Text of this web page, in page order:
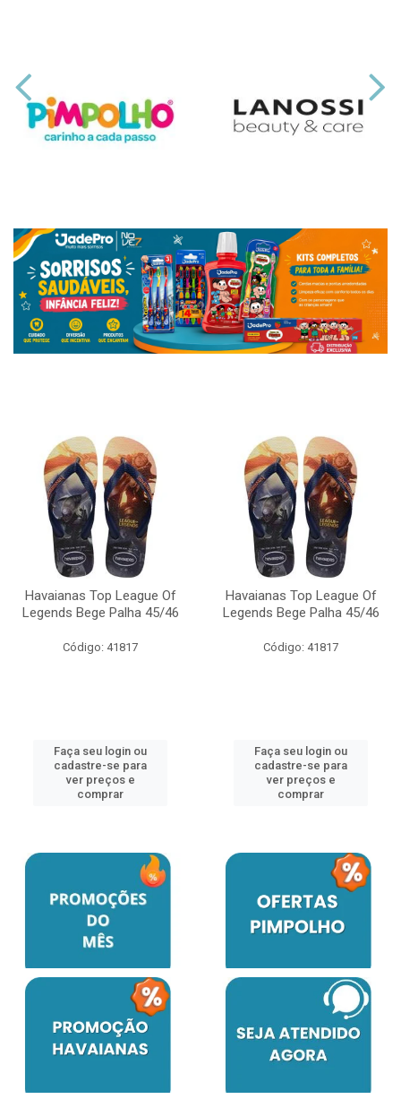
Havaianas Top League Of
Legends Bege Palha 45/46
Código: 41817
Faça seu login ou
cadastre-se para
ver preços e
comprar
Havaianas Top League Of
Legends Bege Palha 45/46
Código: 41817
Faça seu login ou
cadastre-se para
ver preços e
comprar